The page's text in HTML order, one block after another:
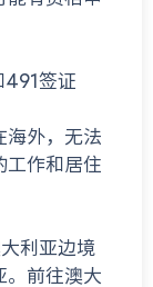
491签证
海外，无法
工作和居住
利亚边境
。前往澳大